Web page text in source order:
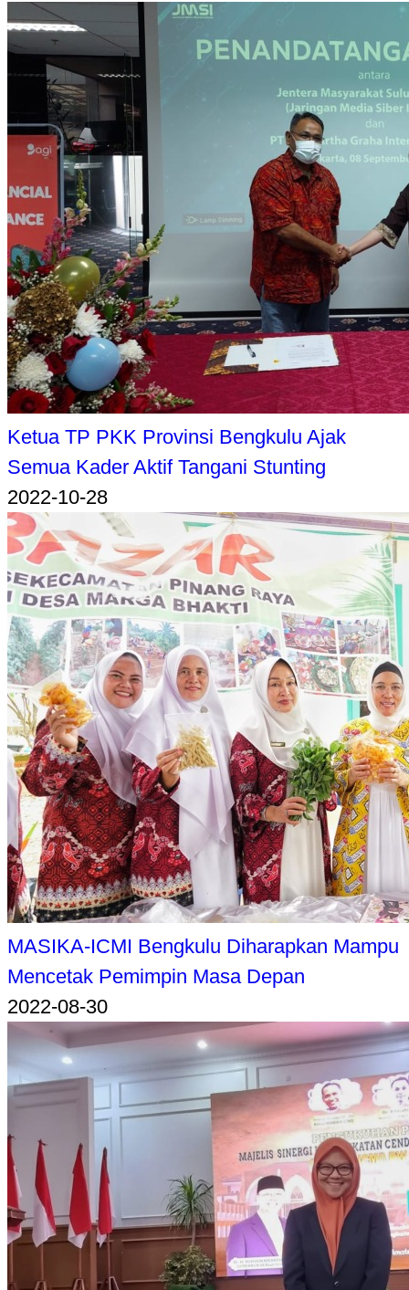
Ketua TP PKK Provinsi Bengkulu Ajak
Semua Kader Aktif Tangani Stunting
2022-10-28
MASIKA-ICMI Bengkulu Diharapkan Mampu
Mencetak Pemimpin Masa Depan
2022-08-30